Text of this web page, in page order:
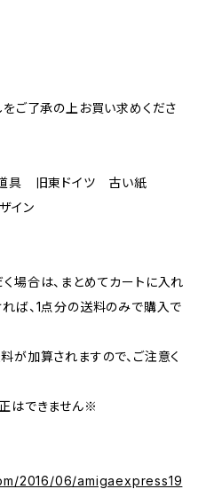
をご了承の上お買い求めくださ
具 旧東ドイツ 古い紙
イン
場合は、まとめてカートに入れ
ば、1点分の送料のみで購入で
が加算されますので、ご注意く
はできません※
2016/06/amigaexpress19